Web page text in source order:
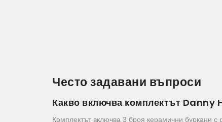
Често задавани въпроси
Какво включва комплектът Danny
Комплектът включва 3 броя керамични буркани